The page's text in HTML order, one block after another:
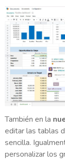
También en la
editar las tablas
sencilla.
personalizar los